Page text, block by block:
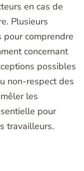
en cas de
Plusieurs
pour comprendre
concernant
possibles
non-respect des
les
pour
travailleurs.